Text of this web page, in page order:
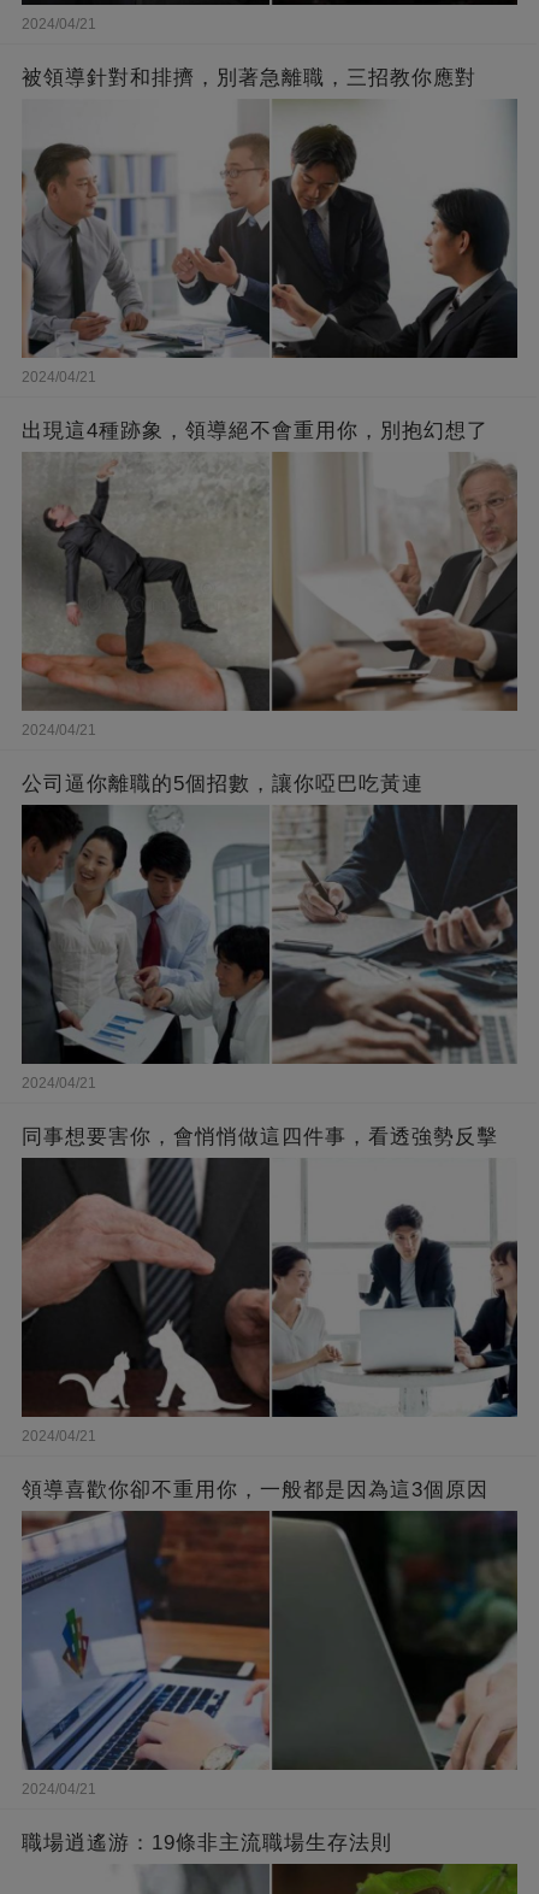
2024/04/21
被領導針對和排擠，別著急離職，三招教你應對
2024/04/21
出現這4種跡象，領導絕不會重用你，別抱幻想了
2024/04/21
公司逼你離職的5個招數，讓你啞巴吃黃連
2024/04/21
同事想要害你，會悄悄做這四件事，看透強勢反擊
2024/04/21
領導喜歡你卻不重用你，一般都是因為這3個原因
2024/04/21
職場逍遙游：19條非主流職場生存法則